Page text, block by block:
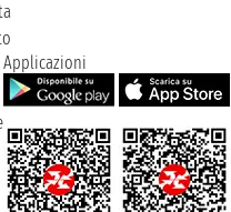
Applicazioni